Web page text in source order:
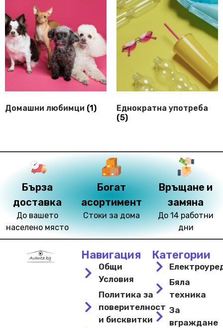
Домашни любимци (1)
Еднократна употреба
(5)
Бърза
доставка
До вашето
населено място
Богат
асортимент
Стоки за дома
Връщане и
замяна
До 14 работни
дни
Навигация
Общи
Условия
Политика за
поверителност
и бисквитки
Категории
Бяла
техника
За
вграждане